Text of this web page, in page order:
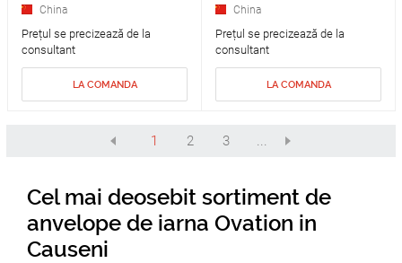
China
Prețul se precizează de la
consultant
LA COMANDA
China
Prețul se precizează de la
consultant
LA COMANDA
1 2 3 ...
Cel mai deosebit sortiment de
anvelope de iarna Ovation in
Causeni